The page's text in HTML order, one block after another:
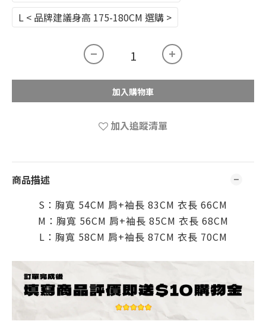
L < 品牌建議身高 175-180CM 選購 >
加入購物車
加入追蹤清單
商品描述
S：胸寬 54CM 肩+袖長 83CM 衣長 66CM
M：胸寬 56CM 肩+袖長 85CM 衣長 68CM
L：胸寬 58CM 肩+袖長 87CM 衣長 70CM